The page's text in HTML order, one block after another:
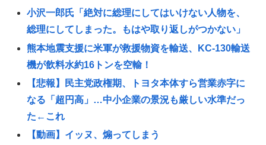
小沢一郎氏「絶対に総理にしてはいけない人物を、
総理にしてしまった。もはや取り返しがつかない」
熊本地震支援に米軍が救援物資を輸送、KC-130輸送
機が飲料水約16トンを空輸！
【悲報】民主党政権期、トヨタ本体すら営業赤字に
なる「超円高」…中小企業の景況も厳しい水準だっ
た←これ
【動画】イッヌ、煽ってしまう